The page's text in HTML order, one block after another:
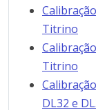
Titrino
Titrino
DL32 e